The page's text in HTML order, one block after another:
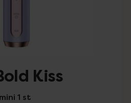
Kiss
1 st